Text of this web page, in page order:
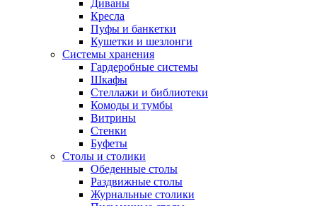
Диваны
Кресла
Пуфы и банкетки
Кушетки и шезлонги
Системы хранения
Гардеробные системы
Шкафы
Стеллажи и библиотеки
Комоды и тумбы
Витрины
Стенки
Буфеты
Столы и столики
Обеденные столы
Раздвижные столы
Журнальные столики